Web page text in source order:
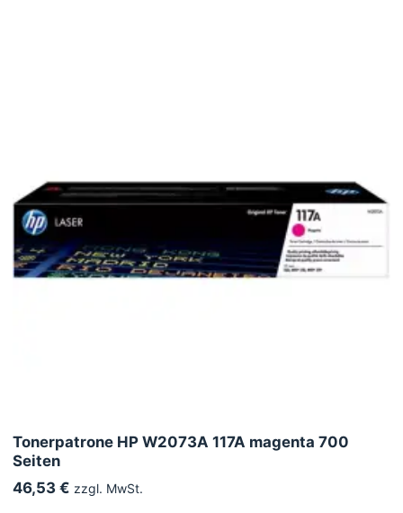
Tonerpatrone HP W2073A 117A magenta 700
Seiten
46,53 € zzgl. MwSt.